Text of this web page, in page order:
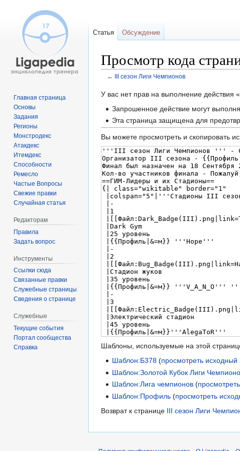
Просмотр кода
← III сезон Лиги Чемпионов
Перейти
Перейти
У вас нет прав на выполнение
Запрошенное действие могут
Эта страница защищена для
Вы можете просмотреть и скопировать
Шаблоны, используемые на этой
Шаблон:Б378 (просмотреть исходный
Шаблон:Золотой Кубок Лиги
Шаблон:Лига чемпионов (
Шаблон:Профиль (просмотреть
Возврат к странице III сезон Лиги
Статья Обсуждение
Главная страница
Основы
Задания
Регионы
Монстродекс
Атакдекс
Итемдекс
Способности
Ремесло
Частые Вопросы
Свежие правки
Случайная статья
Редакторам
Правила
Задать вопрос
Инструменты
Ссылки сюда
Связанные правки
Служебные страницы
Сведения о странице
Служебные
Текущие события
Портал сообщества
Справка